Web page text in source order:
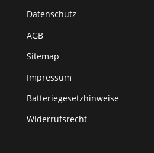
Datenschutz
AGB
Sitemap
Impressum
Batteriegesetzhinweise
Widerrufsrecht